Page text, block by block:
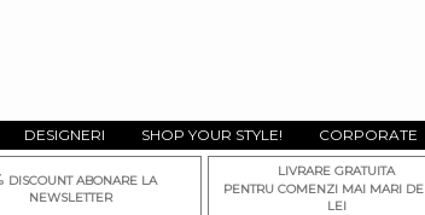
DESIGNERI SHOP YOUR STYLE! CORPORATE
DISCOUNT ABONARE LA
NEWSLETTER
LIVRARE GRATUITA
PENTRU COMENZI MAI MARI DE
LEI